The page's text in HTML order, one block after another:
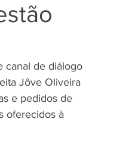
canal de diálogo
Jôve Oliveira
e pedidos de
oferecidos à